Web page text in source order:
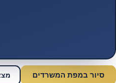
סיור במפת המשרדים